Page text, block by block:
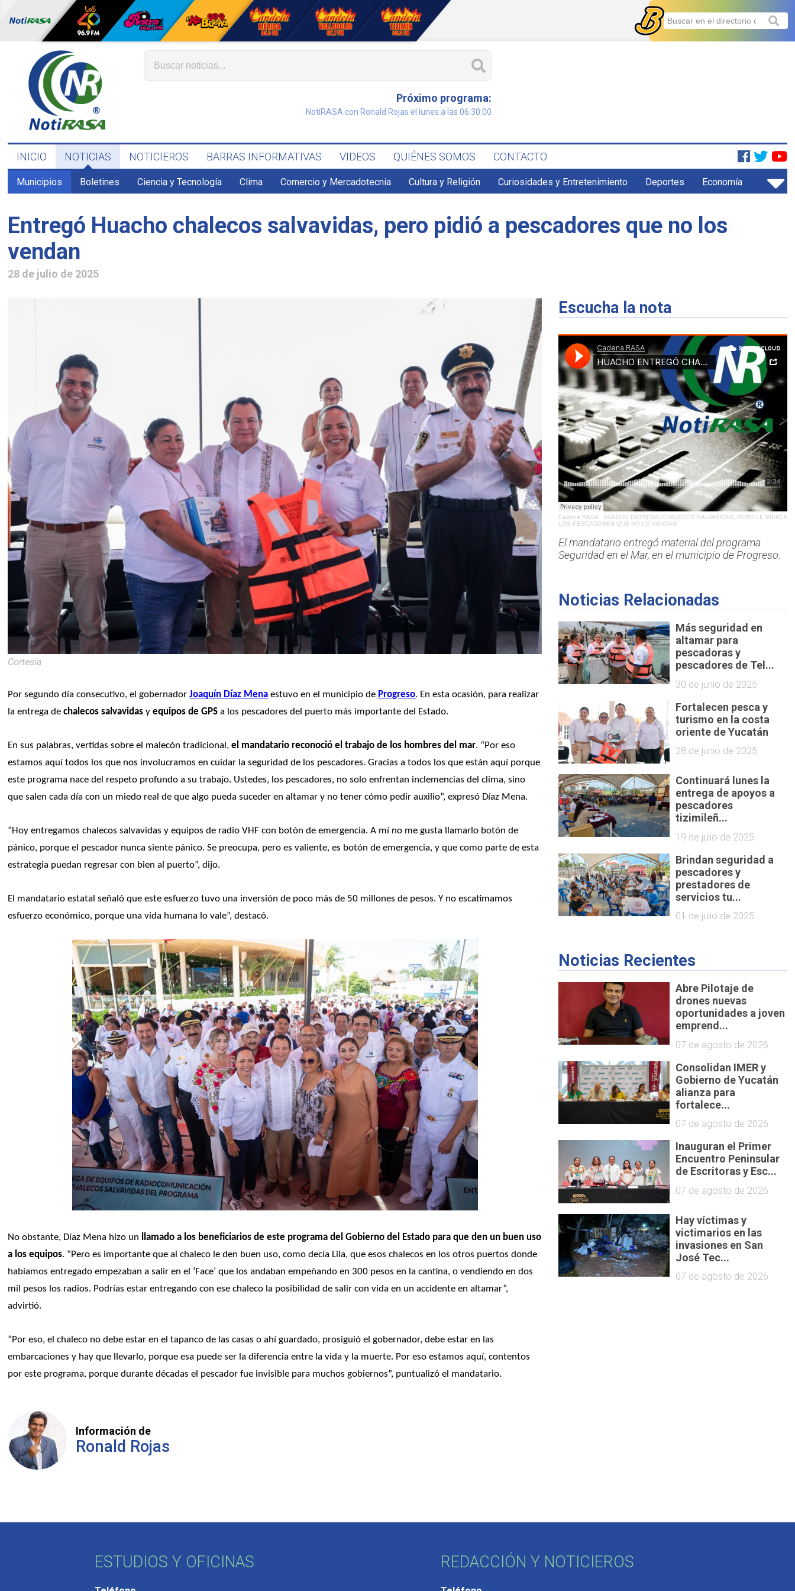
Próximo programa:
NotiRASA con Ronald Rojas el lunes a las 06:30:00
INICIO NOTICIAS NOTICIEROS BARRAS INFORMATIVAS VIDEOS QUIÉNES SOMOS CONTACTO
Municipios Boletines Ciencia y Tecnología Clima Comercio y Mercadotecnia Cultura y Religión Curiosidades y Entretenimiento Deportes Economía
Entregó Huacho chalecos salvavidas, pero pidió a pescadores que no los
vendan
28 de julio de 2025
Cortesía
Por segundo día consecutivo, el gobernador Joaquín Díaz Mena estuvo en el municipio de Progreso. En esta ocasión, para realizar
la entrega de chalecos salvavidas y equipos de GPS a los pescadores del puerto más importante del Estado.
En sus palabras, vertidas sobre el malecón tradicional, el mandatario reconoció el trabajo de los hombres del mar. “Por eso
estamos aquí todos los que nos involucramos en cuidar la seguridad de los pescadores. Gracias a todos los que están aquí porque
este programa nace del respeto profundo a su trabajo. Ustedes, los pescadores, no solo enfrentan inclemencias del clima, sino
que salen cada día con un miedo real de que algo pueda suceder en altamar y no tener cómo pedir auxilio”, expresó Díaz Mena.
“Hoy entregamos chalecos salvavidas y equipos de radio VHF con botón de emergencia. A mí no me gusta llamarlo botón de
pánico, porque el pescador nunca siente pánico. Se preocupa, pero es valiente, es botón de emergencia, y que como parte de esta
estrategia puedan regresar con bien al puerto”, dijo.
El mandatario estatal señaló que este esfuerzo tuvo una inversión de poco más de 50 millones de pesos. Y no escatimamos
esfuerzo económico, porque una vida humana lo vale”, destacó.
No obstante, Díaz Mena hizo un llamado a los beneficiarios de este programa del Gobierno del Estado para que den un buen uso
a los equipos. “Pero es importante que al chaleco le den buen uso, como decía Lila, que esos chalecos en los otros puertos donde
habíamos entregado empezaban a salir en el ‘Face’ que los andaban empeñando en 300 pesos en la cantina, o vendiendo en dos
mil pesos los radios. Podrías estar entregando con ese chaleco la posibilidad de salir con vida en un accidente en altamar”,
advirtió.
“Por eso, el chaleco no debe estar en el tapanco de las casas o ahí guardado, prosiguió el gobernador, debe estar en las
embarcaciones y hay que llevarlo, porque esa puede ser la diferencia entre la vida y la muerte. Por eso estamos aquí, contentos
por este programa, porque durante décadas el pescador fue invisible para muchos gobiernos”, puntualizó el mandatario.
Información de
Ronald Rojas
Escucha la nota
Cadena RASA· HUACHO ENTREGÓ CHALECOS SALVAVIDAS, PERO LE PIDIÓ A
LOS PESCADORES QUE NO LO VENDAN
El mandatario entregó material del programa
Seguridad en el Mar, en el municipio de Progreso.
Noticias Relacionadas
Más seguridad en
altamar para
pescadoras y
pescadores de Tel...
30 de junio de 2025
Fortalecen pesca y
turismo en la costa
oriente de Yucatán
28 de junio de 2025
Continuará lunes la
entrega de apoyos a
pescadores
tizimileñ...
19 de julio de 2025
Brindan seguridad a
pescadores y
prestadores de
servicios tu...
01 de julio de 2025
Noticias Recientes
Abre Pilotaje de
drones nuevas
oportunidades a joven
emprend...
07 de agosto de 2026
Consolidan IMER y
Gobierno de Yucatán
alianza para
fortalece...
07 de agosto de 2026
Inauguran el Primer
Encuentro Peninsular
de Escritoras y Esc...
07 de agosto de 2026
Hay víctimas y
victimarios en las
invasiones en San
José Tec...
07 de agosto de 2026
ESTUDIOS Y OFICINAS REDACCIÓN Y NOTICIEROS